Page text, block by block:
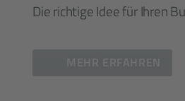
Die richtige Idee für Ihren
MEHR ERFAHREN